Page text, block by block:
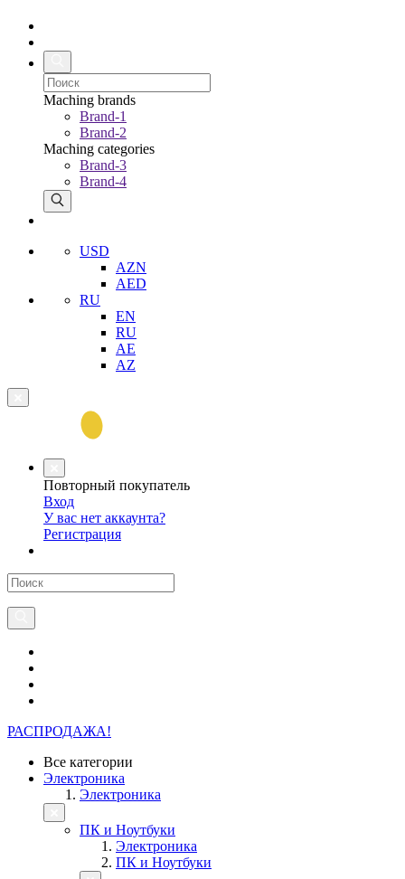
Maching brands
Brand-1
Brand-2
Maching categories
Brand-3
Brand-4
USD
AZN
AED
RU
EN
RU
AE
AZ
Повторный покупатель
Вход
У вас нет аккаунта?
Регистрация
РАСПРОДАЖА!
Все категории
Электроника
Электроника
ПК и Ноутбуки
Электроника
ПК и Ноутбуки